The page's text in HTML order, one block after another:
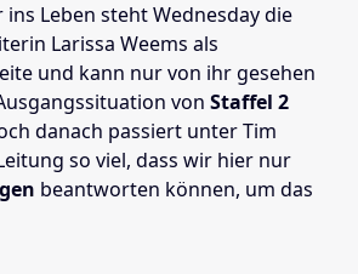
Leben steht Wednesday die
Larissa Weems als
und kann nur von ihr gesehen
von Staffel 2
danach passiert unter Tim
so viel, dass wir hier nur
beantworten können, um das